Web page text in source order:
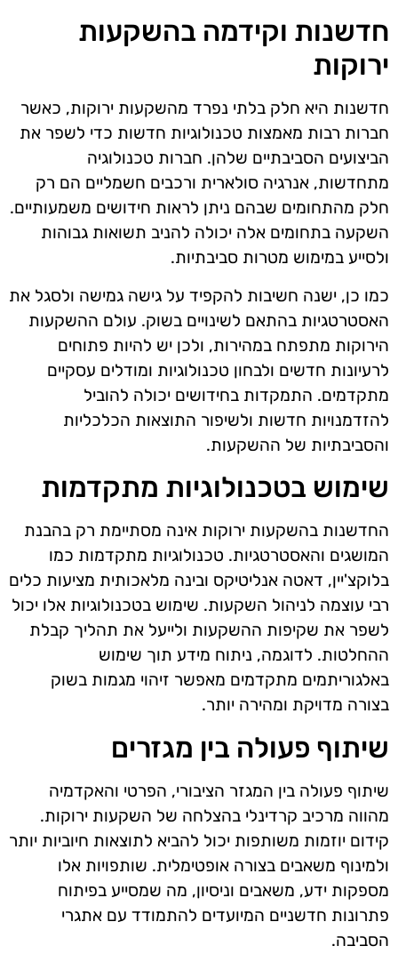
חדשנות וקידמה בהשקעות
ירוקות
חדשנות היא חלק בלתי נפרד מהשקעות ירוקות, כאשר
חברות רבות מאמצות טכנולוגיות חדשות כדי לשפר את
הביצועים הסביבתיים שלהן. חברות טכנולוגיה
מתחדשות, אנרגיה סולארית ורכבים חשמליים הם רק
חלק מהתחומים שבהם ניתן לראות חידושים משמעותיים.
השקעה בתחומים אלה יכולה להניב תשואות גבוהות
ולסייע במימוש מטרות סביבתיות.
כמו כן, ישנה חשיבות להקפיד על גישה גמישה ולסגל את
האסטרטגיות בהתאם לשינויים בשוק. עולם ההשקעות
הירוקות מתפתח במהירות, ולכן יש להיות פתוחים
לרעיונות חדשים ולבחון טכנולוגיות ומודלים עסקיים
מתקדמים. התמקדות בחידושים יכולה להוביל
להזדמנויות חדשות ולשיפור התוצאות הכלכליות
והסביבתיות של ההשקעות.
שימוש בטכנולוגיות מתקדמות
החדשנות בהשקעות ירוקות אינה מסתיימת רק בהבנת
המושגים והאסטרטגיות. טכנולוגיות מתקדמות כמו
בלוקצ'יין, דאטה אנליטיקס ובינה מלאכותית מציעות כלים
רבי עוצמה לניהול השקעות. שימוש בטכנולוגיות אלו יכול
לשפר את שקיפות ההשקעות ולייעל את תהליך קבלת
ההחלטות. לדוגמה, ניתוח מידע תוך שימוש
באלגוריתמים מתקדמים מאפשר זיהוי מגמות בשוק
בצורה מדויקת ומהירה יותר.
שיתוף פעולה בין מגזרים
שיתוף פעולה בין המגזר הציבורי, הפרטי והאקדמיה
מהווה מרכיב קרדינלי בהצלחה של השקעות ירוקות.
קידום יוזמות משותפות יכול להביא לתוצאות חיוביות יותר
ולמינוף משאבים בצורה אופטימלית. שותפויות אלו
מספקות ידע, משאבים וניסיון, מה שמסייע בפיתוח
פתרונות חדשניים המיועדים להתמודד עם אתגרי
הסביבה.